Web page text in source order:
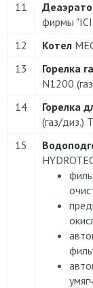
11
фирмы
12 Котел
13
Горелка
N1200
14 Горелка
(газ/диз.)
15